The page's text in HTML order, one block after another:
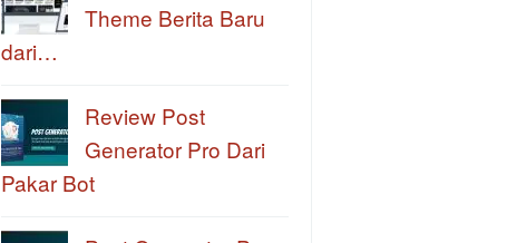
Theme Berita Baru
dari…
Review Post
Generator Pro Dari
Pakar Bot